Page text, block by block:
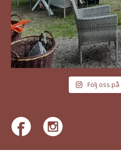
Följ oss